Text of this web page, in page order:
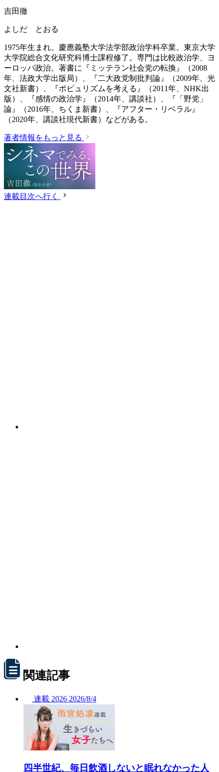
吉田徹
よしだ とおる
1975年生まれ。慶應義塾大学法学部政治学科卒業。東京大学
大学院総合文化研究科博士課程修了。専門は比較政治学、ヨ
ーロッパ政治。著書に『ミッテラン社会党の転換』（2008
年、法政大学出版局）、『二大政党制批判論』（2009年、光
文社新書）、『ポピュリズムを考える』（2011年、NHK出
版）、『感情の政治学』（2014年、講談社）、『「野党」
論』（2016年、ちくま新書）、『アフター・リベラル』
（2020年、講談社現代新書）などがある。
著者情報をもっと見る
連載目次へ行く
関連記事
連載 2026 2026/8/4
四半世紀、毎日飲酒しないと眠れなかった人